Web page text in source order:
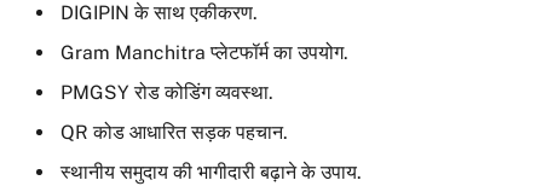
DIGIPIN के साथ एकीकरण.
Gram Manchitra प्लेटफॉर्म का उपयोग.
PMGSY रोड कोडिंग व्यवस्था.
QR कोड आधारित सड़क पहचान.
स्थानीय समुदाय की भागीदारी बढ़ाने के उपाय.